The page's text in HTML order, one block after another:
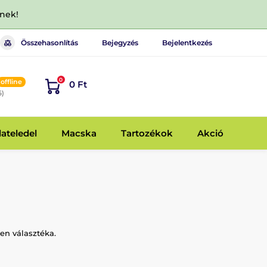
Összehasonlítás Bejegyzés Bejelentkezés
offline
0 0 Ft
Macska Tartozékok Akció
választéka.